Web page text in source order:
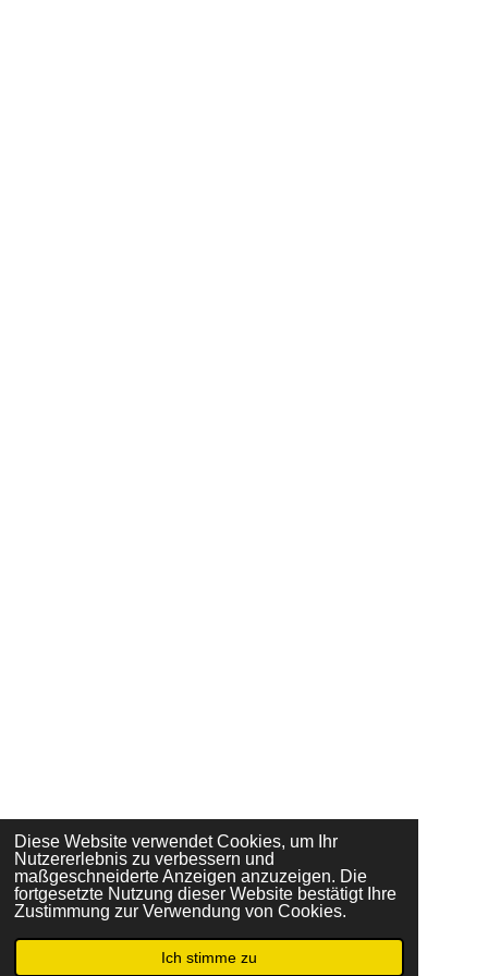
Diese Website verwendet Cookies, um Ihr
Nutzererlebnis zu verbessern und
maßgeschneiderte Anzeigen anzuzeigen. Die
fortgesetzte Nutzung dieser Website bestätigt Ihre
Zustimmung zur Verwendung von Cookies.
Ich stimme zu